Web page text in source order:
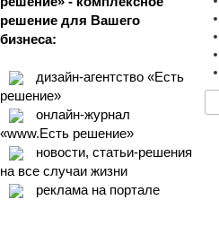
решение для Вашего
бизнеса:
дизайн-агентство «Есть
решение»
онлайн-журнал
«www.Есть решение»
новости, статьи-решения
на все случаи жизни
реклама на портале